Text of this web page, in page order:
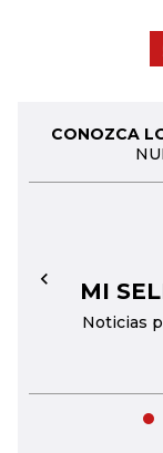
CONOZCA
MI
Noticias
←